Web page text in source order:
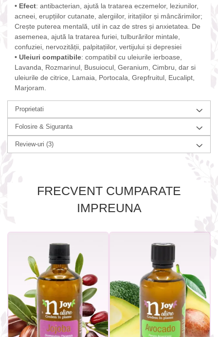
• Efect: antibacterian, ajută la tratarea eczemelor, leziunilor,
acneei, erupțiilor cutanate, alergiilor, iritațiilor și mâncărimilor;
Crește puterea mentală, util in caz de stres și anxietatea. De
asemenea, ajută la tratarea furiei, tulburărilor mintale,
confuziei, nervozității, palpitațiilor, vertijului și depresiei
• Uleiuri compatibile: compatibil cu uleiurile ierboase,
Lavanda, Rozmarinul, Busuiocul, Geranium, Cimbru, dar si
uleiurile de citrice, Lamaia, Portocala, Grepfruitul, Eucalipt,
Marjoram.
Proprietati
Folosire & Siguranta
Review-uri (3)
FRECVENT CUMPARATE
IMPREUNA